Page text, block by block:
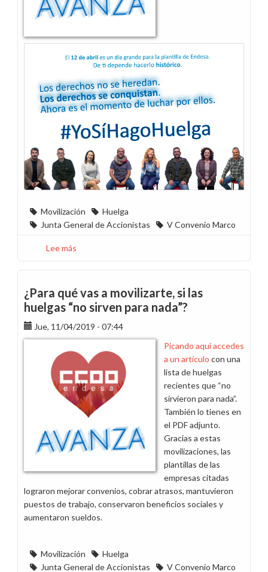
Movilización
Huelga
Junta General de Accionistas
V Convenio Marco
Lee más
un
día
grande
para
Endesa.
De
depende
hacerlo
histórico
¿Para qué vas a movilizarte, si las
huelgas “no sirven para nada”?
Jue, 11/04/2019 - 07:44
Picando aquí accedes
a un artículo con una
lista de huelgas
recientes que “no
sirvieron para nada”.
También lo tienes en
el PDF adjunto.
Gracias a estas
movilizaciones, las
plantillas de las
empresas citadas
lograron mejorar convenios, cobrar atrasos, mantuvieron
puestos de trabajo, conservaron beneficios sociales y
aumentaron sueldos.
Movilización
Huelga
Junta General de Accionistas
V Convenio Marco